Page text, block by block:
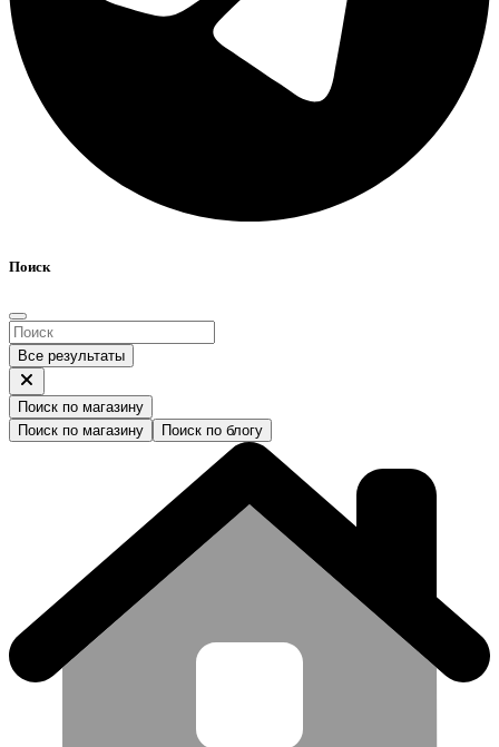
Поиск
Все результаты
Поиск по магазину
Поиск по магазину
Поиск по блогу